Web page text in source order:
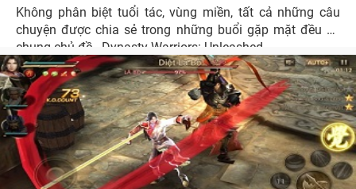
Không phân biệt tuổi tác, vùng miền, tất cả những câu
chuyện được chia sẻ trong những buổi gặp mặt đều có
chung chủ đề - Dynasty Warriors: Unleashed